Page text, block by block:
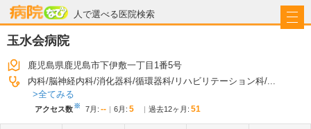
人で選べる医院検索
病院なび
玉水会病院
鹿児島県鹿児島市下伊敷一丁目1番5号
内科 脳神経内科 消化器科 循環器科 リハビリテーション科 ...
全てみる
アクセス数※ 7月 : -- 6月 : 5 過去12ヶ月: 51